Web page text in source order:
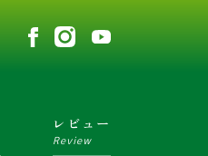
レビュー
Review